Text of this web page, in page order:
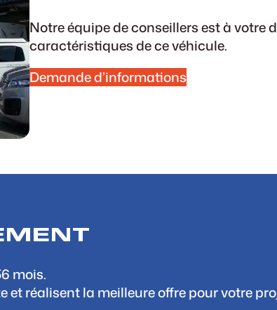
Notre équipe de conseillers est à votre
caractéristiques de ce véhicule.
Demande d’informations
mois.
réalisent la meilleure offre pour votre